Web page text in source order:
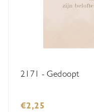
2171 - Gedoopt
€2,25